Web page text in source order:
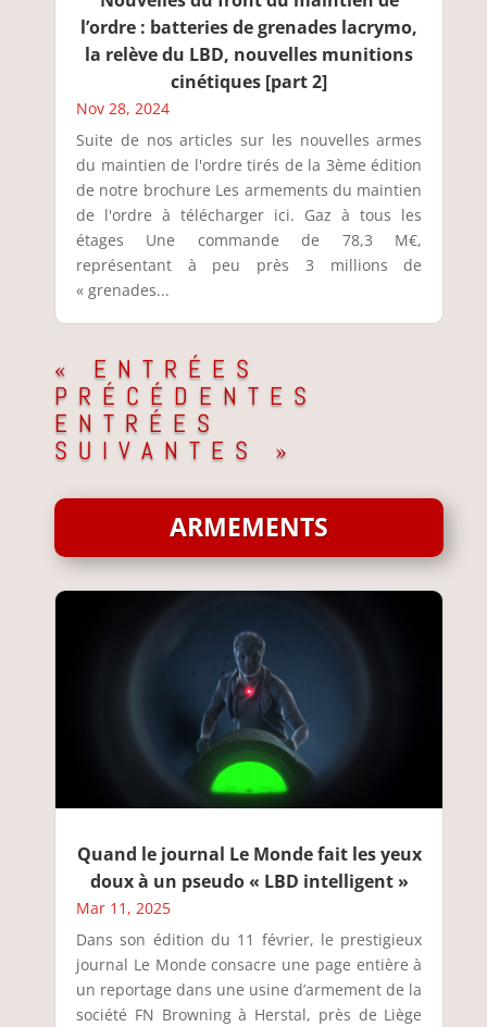
l’ordre : batteries de grenades lacrymo,
la relève du LBD, nouvelles munitions
cinétiques [part 2]
Nov 28, 2024
Suite de nos articles sur les nouvelles armes
du maintien de l'ordre tirés de la 3ème édition
de notre brochure Les armements du maintien
de l'ordre à télécharger ici. Gaz à tous les
étages Une commande de 78,3 M€,
représentant à peu près 3 millions de
« grenades...
« ENTRÉES
PRÉCÉDENTES
ENTRÉES
SUIVANTES »
ARMEMENTS
Quand le journal Le Monde fait les yeux
doux à un pseudo « LBD intelligent »
Mar 11, 2025
Dans son édition du 11 février, le prestigieux
journal Le Monde consacre une page entière à
un reportage dans une usine d’armement de la
société FN Browning à Herstal, près de Liège